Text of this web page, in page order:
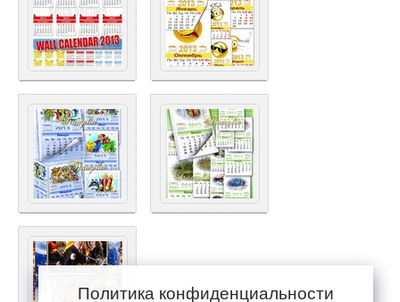
Политика конфиденциальности